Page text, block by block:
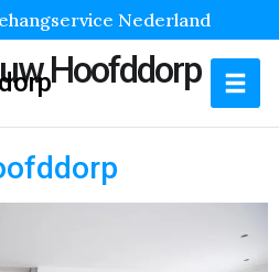
Nederland
Hoofddorp